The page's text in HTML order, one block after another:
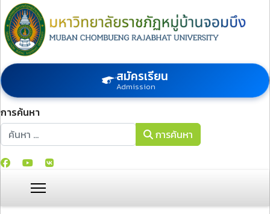
สมัครเรียน
Admission
การค้นหา
การค้นหา
การค้นหา